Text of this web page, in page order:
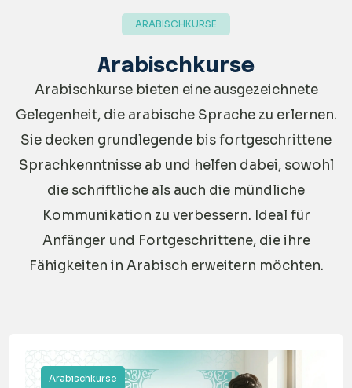
ARABISCHKURSE
Arabischkurse
Arabischkurse bieten eine ausgezeichnete
Gelegenheit, die arabische Sprache zu erlernen.
Sie decken grundlegende bis fortgeschrittene
Sprachkenntnisse ab und helfen dabei, sowohl
die schriftliche als auch die mündliche
Kommunikation zu verbessern. Ideal für
Anfänger und Fortgeschrittene, die ihre
Fähigkeiten in Arabisch erweitern möchten.
Arabischkurse